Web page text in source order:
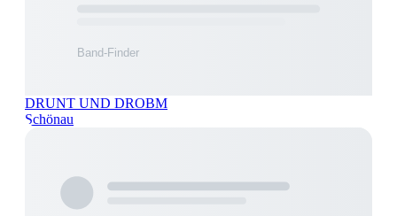
DRUNT UND DROBM
Schönau